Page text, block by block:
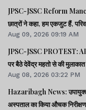
JPSC-JSSC Reform
छात्रों ने कहा, हम
Aug 09, 2026 09:19 AM
JPSC-JSSC PROTEST:
पर बैठे देवेंद्र महतो से की मुलाकात
Aug 08, 2026 03:22 PM
Hazaribagh News:
अस्पताल का किया औचक निरीक्षण